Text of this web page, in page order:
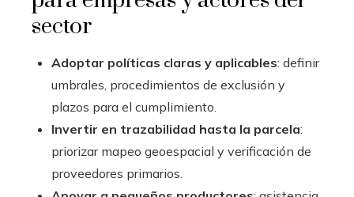
sector
Adoptar políticas claras y aplicables: definir
umbrales, procedimientos de exclusión y
plazos para el cumplimiento.
Invertir en trazabilidad hasta la parcela:
priorizar mapeo geoespacial y verificación de
proveedores primarios.